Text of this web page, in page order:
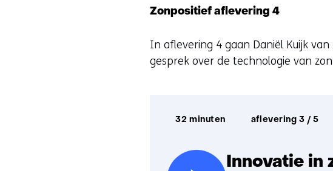
Zonpositief aflevering 4
In aflevering 4 gaan Daniël Kuijk
gesprek over de technologie van
Afspeelduur:
32 minuten aflevering 3 / 5
Innovatie